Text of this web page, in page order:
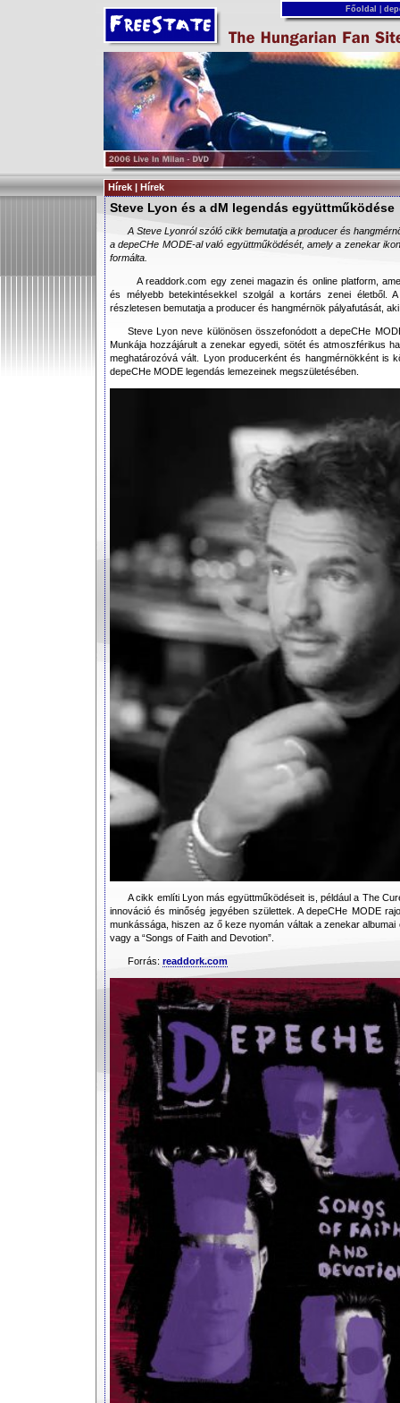
Főoldal
Hírek | Hírek
Steve Lyon és a dM legendás együttműködése
A Steve Lyonról szóló cikk bemutatja a producer és
a depeCHe MODE-al való együttműködését, amely a zenekar
formálta.
A readdork.com egy zenei magazin és online platform,
és mélyebb betekintésekkel szolgál a kortárs zenei életből.
részletesen bemutatja a producer és hangmérnök pályafutását,
Steve Lyon neve különösen összefonódott a depeCHe
Munkája hozzájárult a zenekar egyedi, sötét és atmoszférikus
meghatározóvá vált. Lyon producerként és hangmérnökként is
depeCHe MODE legendás lemezeinek megszületésében.
A cikk említi Lyon más együttműködéseit is, például a The
innováció és minőség jegyében születtek. A depeCHe MODE
munkássága, hiszen az ő keze nyomán váltak a zenekar albumai
vagy a “Songs of Faith and Devotion”.
Forrás: readdork.com